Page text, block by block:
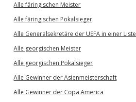
Alle färingischen Meister
Alle färingischen Pokalsieger
Alle Generalsekretäre der UEFA in einer Liste
Alle georgischen Meister
Alle georgischen Pokalsieger
Alle Gewinner der Asienmeisterschaft
Alle Gewinner der Copa America